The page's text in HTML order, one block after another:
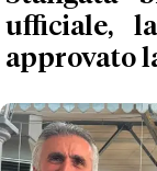
ufficiale,
approvato